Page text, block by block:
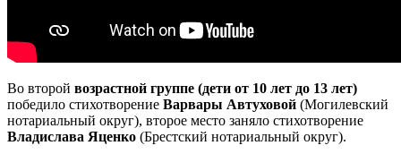
Во второй возрастной группе (дети от 10 лет до 13 лет)
победило стихотворение Варвары Автуховой (Могилевский
нотариальный округ), второе место заняло стихотворение
Владислава Яценко (Брестский нотариальный округ).